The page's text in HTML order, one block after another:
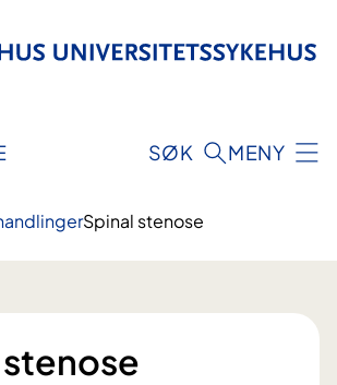
SØK MENY
Spinal stenose